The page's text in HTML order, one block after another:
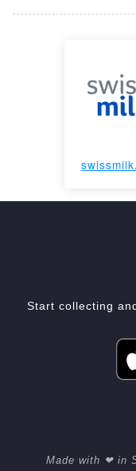
Start collecting
Made with ❤ in